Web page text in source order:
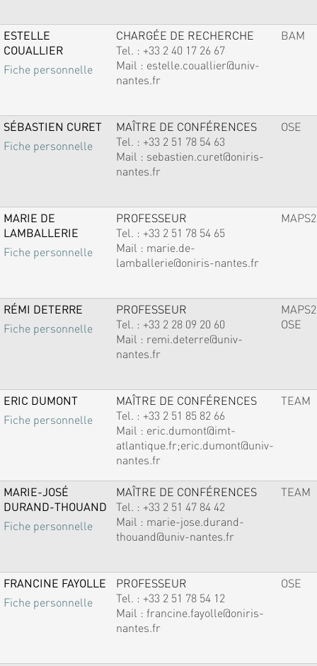
ESTELLE
COUALLIER
Fiche personnelle
CHARGÉE DE RECHERCHE
Tel. : +33 2 40 17 26 67
Mail : estelle.couallier@univ-
nantes.fr
BAM
SÉBASTIEN CURET
Fiche personnelle
MAÎTRE DE CONFÉRENCES
Tel. : +33 2 51 78 54 63
Mail : sebastien.curet@oniris-
nantes.fr
OSE
MARIE DE
LAMBALLERIE
Fiche personnelle
PROFESSEUR
Tel. : +33 2 51 78 54 65
Mail : marie.de-
lamballerie@oniris-nantes.fr
MAPS2
RÉMI DETERRE
Fiche personnelle
PROFESSEUR
Tel. : +33 2 28 09 20 60
Mail : remi.deterre@univ-
nantes.fr
MAPS2
OSE
ERIC DUMONT
Fiche personnelle
MAÎTRE DE CONFÉRENCES
Tel. : +33 2 51 85 82 66
Mail : eric.dumont@imt-
atlantique.fr;eric.dumont@univ-
nantes.fr
TEAM
MARIE-JOSÉ
DURAND-THOUAND
Fiche personnelle
MAÎTRE DE CONFÉRENCES
Tel. : +33 2 51 47 84 42
Mail : marie-jose.durand-
thouand@univ-nantes.fr
TEAM
FRANCINE FAYOLLE
Fiche personnelle
PROFESSEUR
Tel. : +33 2 51 78 54 12
Mail : francine.fayolle@oniris-
nantes.fr
OSE